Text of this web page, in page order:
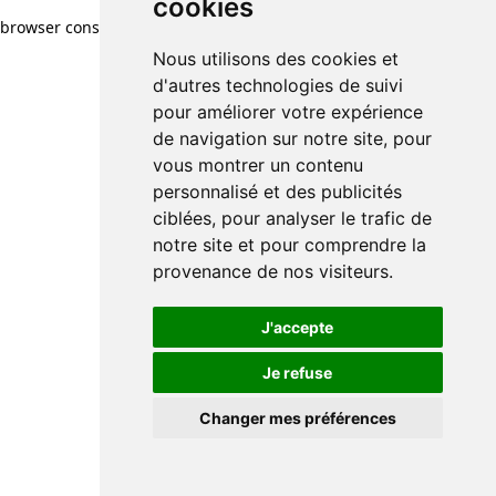
cookies
Nous utilisons des cookies et
d'autres technologies de suivi
pour améliorer votre expérience
de navigation sur notre site, pour
vous montrer un contenu
personnalisé et des publicités
ciblées, pour analyser le trafic de
notre site et pour comprendre la
provenance de nos visiteurs.
J'accepte
Je refuse
Changer mes préférences
browser console for more information)